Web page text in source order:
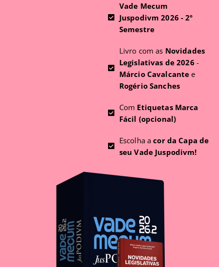
Vade Mecum
Juspodivm 2026 - 2º
Semestre
Livro com as Novidades
Legislativas de 2026 -
Márcio Cavalcante e
Rogério Sanches
Com Etiquetas Marca
Fácil (opcional)
Escolha acor da Capa de
seu Vade Juspodivm!